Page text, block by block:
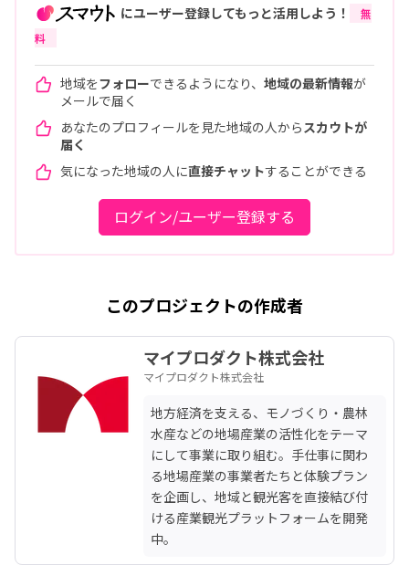
にユーザー登録してもっと活用しよう！
無
料
地域をフォローできるようになり、 地域の最新情報が
メールで届く
あなたのプロフィールを見た地域の人から スカウトが
届く
気になった地域の人に直接チャットすることができる
ログイン/ユーザー登録する
このプロジェクトの作成者
マイプロダクト株式会社
マイプロダクト株式会社
地方経済を支える、モノづくり・農林
水産などの地場産業の活性化をテーマ
にして事業に取り組む。手仕事に関わ
る地場産業の事業者たちと体験プラン
を企画し、地域と観光客を直接結び付
ける産業観光プラットフォームを開発
中。